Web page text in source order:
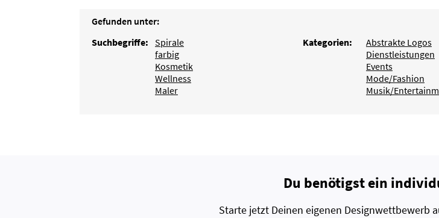
Gefunden unter:
Suchbegriffe: Spirale
farbig
Kosmetik
Wellness
Maler
Kategorien:
Abstrakte Logos
Dienstleistungen
Events
Mode/Fashion
Musik/
Du benötigst ein
Starte jetzt Deinen eigenen Designwettbewerb